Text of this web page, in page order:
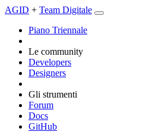
AGID + Team Digitale
Piano Triennale
Le community
Developers
Designers
Gli strumenti
Forum
Docs
GitHub